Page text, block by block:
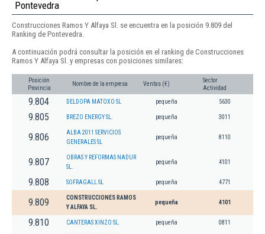
Pontevedra
Construcciones Ramos Y Alfaya Sl. se encuentra en la posición 9.809 del
Ranking de Pontevedra.
A continuación podrá consultar la posición en el ranking de Construcciones
Ramos Y Alfaya Sl. y empresas con posiciones similares:
Posición
Provincia
Nombre de la empresa Ventas (€)
Sector
Actividad
9.804 DELDOPA MATOXO SL pequeña 5630
9.805 BREZO ENERGY SL. pequeña 3011
9.806
ALBA 2011 SERVICIOS
GENERALES SL
pequeña 8110
9.807
OBRAS Y REFORMAS NADUR
SL.
pequeña 4101
9.808 SOFRAGALL SL pequeña 4771
9.809
CONSTRUCCIONES RAMOS
Y ALFAYA SL.
pequeña 4101
9.810 CANTERAS XINZO SL. pequeña 0811